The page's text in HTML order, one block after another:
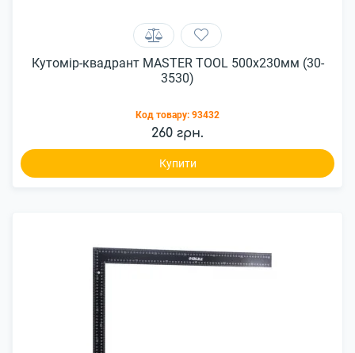
Кутомір-квадрант MASTER TOOL 500x230мм (30-
3530)
Код товару: 93432
260 грн.
Купити